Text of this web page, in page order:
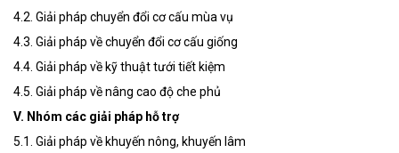
4.2. Giải pháp chuyển đổi cơ cấu mùa vụ
4.3. Giải pháp về chuyển đổi cơ cấu giống
4.4. Giải pháp về kỹ thuật tưới tiết kiệm
4.5. Giải pháp về nâng cao độ che phủ
V. Nhóm các giải pháp hỗ trợ
5.1. Giải pháp về khuyến nông, khuyến lâm